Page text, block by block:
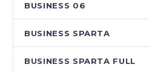
BUSINESS 06
BUSINESS SPARTA
BUSINESS SPARTA FULL